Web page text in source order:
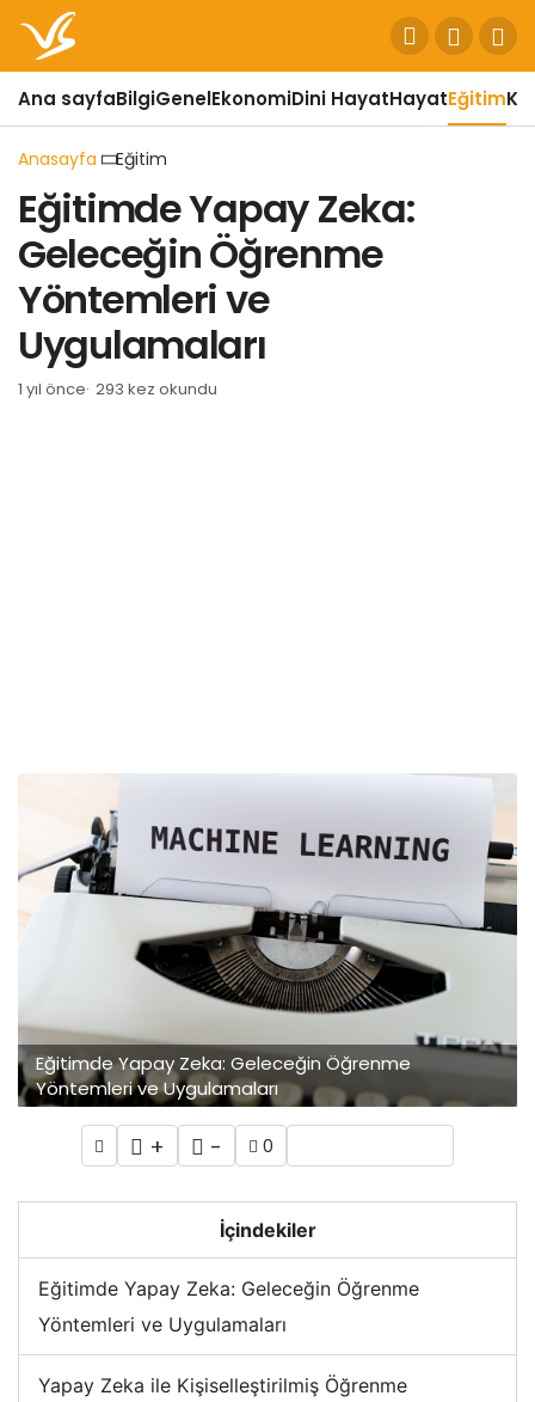
Ana sayfaBilgiGenelEkonomiDini HayatHayatEğitim
Anasayfa Eğitim
Eğitimde Yapay Zeka:
Geleceğin Öğrenme
Yöntemleri ve
Uygulamaları
1 yıl önce 293 kez okundu
Eğitimde Yapay Zeka: Geleceğin Öğrenme
Yöntemleri ve Uygulamaları
+ - 0
İçindekiler
Eğitimde Yapay Zeka: Geleceğin Öğrenme
Yöntemleri ve Uygulamaları
Yapay Zeka ile Kişiselleştirilmiş Öğrenme